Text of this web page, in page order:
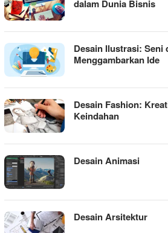
dalam Dunia Bisnis
Desain Ilustrasi: Seni
Menggambarkan Ide
Desain Fashion:
Keindahan
Desain Animasi
Desain Arsitektur